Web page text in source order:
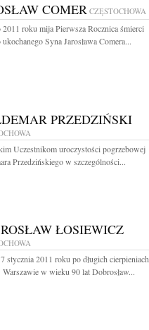
COMERCZĘSTOCHOWA
2011 roku mija Pierwsza Rocznica śmierci
ukochanego Syna Jarosława Comera...
PRZEDZIŃSKI
Uczestnikom uroczystości pogrzebowej
Przedzińskiego w szczególności...
ŁOSIEWICZ
stycznia 2011 roku po długich cierpieniach
Warszawie w wieku 90 lat Dobrosław...